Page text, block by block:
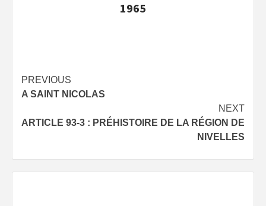
1965
Post
navigation
PREVIOUS
A SAINT NICOLAS
NEXT
ARTICLE 93-3 : PRÉHISTOIRE DE LA RÉGION DE
NIVELLES